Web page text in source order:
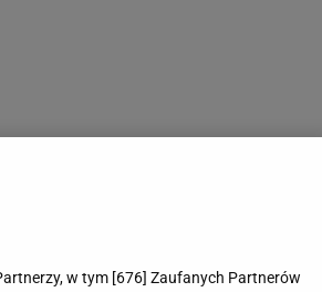
w tym [676] Zaufanych Partnerów